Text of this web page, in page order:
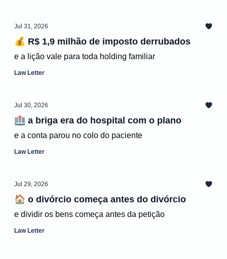
Jul 31, 2026
💰 R$ 1,9 milhão de imposto derrubados
e a lição vale para toda holding familiar
Law Letter
Jul 30, 2026
🏥 a briga era do hospital com o plano
e a conta parou no colo do paciente
Law Letter
Jul 29, 2026
🏠 o divórcio começa antes do divórcio
e dividir os bens começa antes da petição
Law Letter